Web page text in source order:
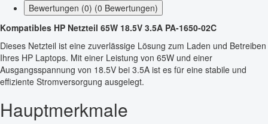
Bewertungen (0) (0 Bewertungen)
Kompatibles HP Netzteil 65W 18.5V 3.5A PA-1650-02C
Dieses Netzteil ist eine zuverlässige Lösung zum Laden und Betreiben
Ihres HP Laptops. Mit einer Leistung von 65W und einer
Ausgangsspannung von 18.5V bei 3.5A ist es für eine stabile und
effiziente Stromversorgung ausgelegt.
Hauptmerkmale